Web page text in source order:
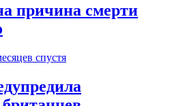
причина смерти
спустя